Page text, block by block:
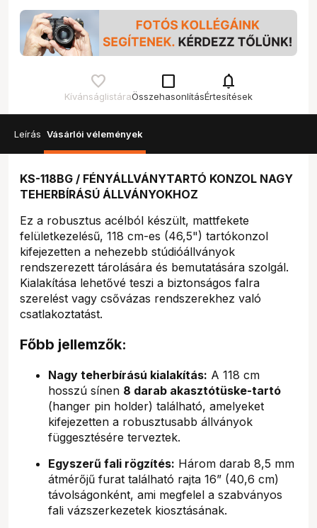
Kívánságlistára
check_box_outline_blank
Összehasonlítás
notifications
Értesítések
Leírás Vásárlói vélemények
KS-118BG / FÉNYÁLLVÁNYTARTÓ KONZOL NAGY
TEHERBÍRÁSÚ ÁLLVÁNYOKHOZ
Ez a robusztus acélból készült, mattfekete
felületkezelésű, 118 cm-es (46,5") tartókonzol
kifejezetten a nehezebb stúdióállványok
rendszerezett tárolására és bemutatására szolgál.
Kialakítása lehetővé teszi a biztonságos falra
szerelést vagy csővázas rendszerekhez való
csatlakoztatást.
Főbb jellemzők:
Nagy teherbírású kialakítás: A 118 cm
hosszú sínen 8 darab akasztótüske-tartó
(hanger pin holder) található, amelyeket
kifejezetten a robusztusabb állványok
függesztésére terveztek.
Egyszerű fali rögzítés: Három darab 8,5 mm
átmérőjű furat található rajta 16” (40,6 cm)
távolságonként, ami megfelel a szabványos
fali vázszerkezetek kiosztásának.